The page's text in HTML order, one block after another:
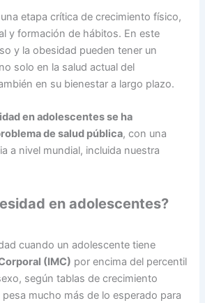
etapa crítica de crecimiento físico,
y formación de hábitos. En este
y la obesidad pueden tener un
solo en la salud actual del
en su bienestar a largo plazo.
en adolescentes se ha
de salud pública, con una
a nivel mundial, incluida nuestra
en adolescentes?
cuando un adolescente tiene
(IMC) por encima del percentil
según tablas de crecimiento
mucho más de lo esperado para